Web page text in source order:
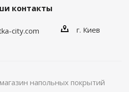
контакты
city.com г. Киев
напольных покрытий